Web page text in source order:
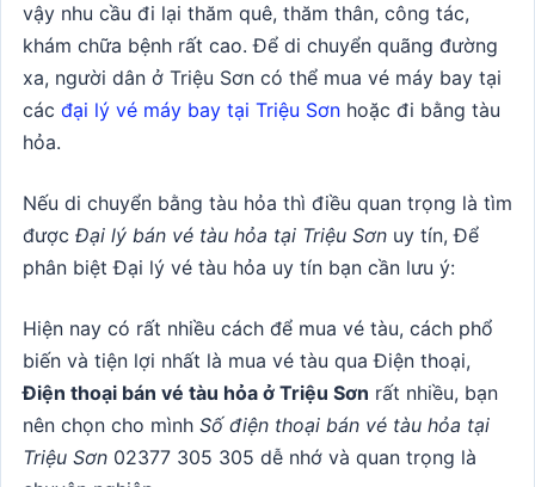
vậy nhu cầu đi lại thăm quê, thăm thân, công tác,
khám chữa bệnh rất cao. Để di chuyển quãng đường
xa, người dân ở Triệu Sơn có thể mua vé máy bay tại
các đại lý vé máy bay tại Triệu Sơn hoặc đi bằng tàu
hỏa.
Nếu di chuyển bằng tàu hỏa thì điều quan trọng là tìm
được Đại lý bán vé tàu hỏa tại Triệu Sơn uy tín, Để
phân biệt Đại lý vé tàu hỏa uy tín bạn cần lưu ý:
Hiện nay có rất nhiều cách để mua vé tàu, cách phổ
biến và tiện lợi nhất là mua vé tàu qua Điện thoại,
Điện thoại bán vé tàu hỏa ở Triệu Sơn rất nhiều, bạn
nên chọn cho mình Số điện thoại bán vé tàu hỏa tại
Triệu Sơn 02377 305 305 dễ nhớ và quan trọng là